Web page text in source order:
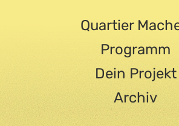
Quartier
Programm
Dein Projekt
Archiv